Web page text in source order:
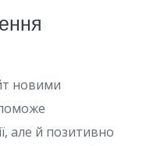
новими
але й позитивно